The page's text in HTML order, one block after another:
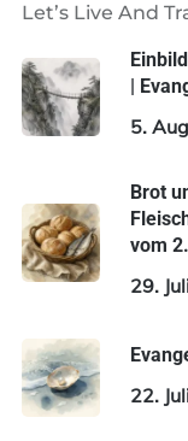
Let’s Live And
|
5.
Brot
vom
29.
22.